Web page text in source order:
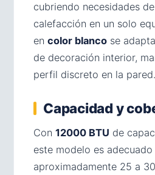
cubriendo necesidades
calefacción en un solo
en color blanco se
de decoración interior,
perfil discreto en la pared.
Capacidad y
Con 12000 BTU de
este modelo es
aproximadamente 25 a